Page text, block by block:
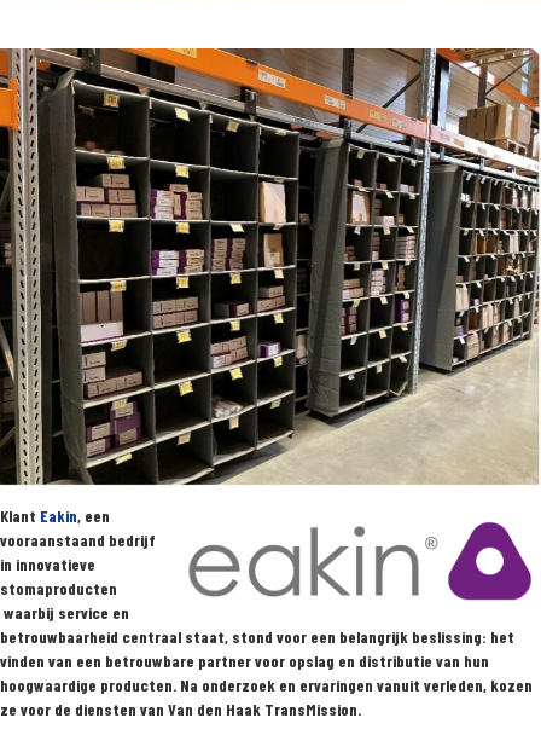
Klant Eakin, een
vooraanstaand bedrijf
in innovatieve
stomaproducten
waarbij service en
betrouwbaarheid centraal staat, stond voor een belangrijk beslissing: het
vinden van een betrouwbare partner voor opslag en distributie van hun
hoogwaardige producten. Na onderzoek en ervaringen vanuit verleden, kozen
ze voor de diensten van Van den Haak TransMission.